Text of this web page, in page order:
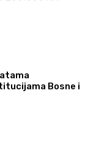
Bosne i